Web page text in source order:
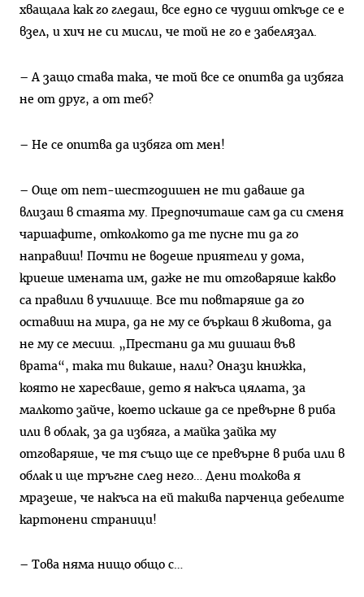
хващала как го гледаш, все едно се чудиш откъде се е
взел, и хич не си мисли, че той не го е забелязал.
– А защо става така, че той все се опитва да избяга
не от друг, а от теб?
– Не се опитва да избяга от мен!
– Още от пет-шестгодишен не ти даваше да
влизаш в стаята му. Предпочиташе сам да си сменя
чаршафите, отколкото да те пусне ти да го
направиш! Почти не водеше приятели у дома,
криеше имената им, даже не ти отговаряше какво
са правили в училище. Все ти повтаряше да го
оставиш на мира, да не му се бъркаш в живота, да
не му се месиш. „Престани да ми дишаш във
врата“, така ти викаше, нали? Онази книжка,
която не харесваше, дето я накъса цялата, за
малкото зайче, което искаше да се превърне в риба
или в облак, за да избяга, а майка зайка му
отговаряше, че тя също ще се превърне в риба или в
облак и ще тръгне след него… Дени толкова я
мразеше, че накъса на ей такива парченца дебелите
картонени страници!
– Това няма нищо общо с…